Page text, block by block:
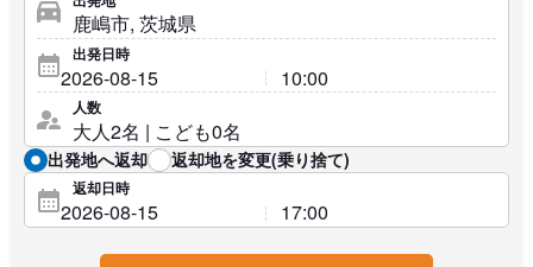
出発日時
人数
出発地へ返却 返却地を変更(乗り捨て)
返却日時